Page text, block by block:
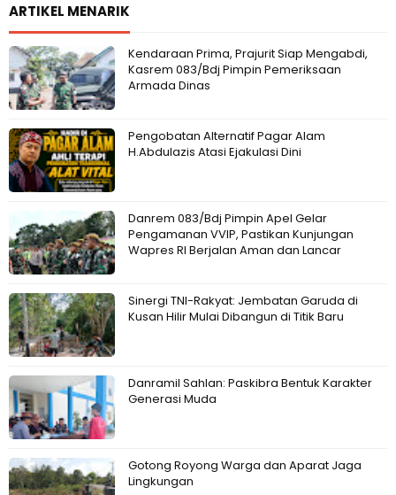
ARTIKEL MENARIK
Kendaraan Prima, Prajurit Siap Mengabdi,
Kasrem 083/Bdj Pimpin Pemeriksaan
Armada Dinas
Pengobatan Alternatif Pagar Alam
H.Abdulazis Atasi Ejakulasi Dini
Danrem 083/Bdj Pimpin Apel Gelar
Pengamanan VVIP, Pastikan Kunjungan
Wapres RI Berjalan Aman dan Lancar
Sinergi TNI-Rakyat: Jembatan Garuda di
Kusan Hilir Mulai Dibangun di Titik Baru
Danramil Sahlan: Paskibra Bentuk Karakter
Generasi Muda
Gotong Royong Warga dan Aparat Jaga
Lingkungan